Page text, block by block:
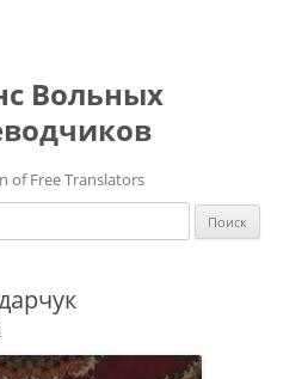
Вольных
of Free Translators